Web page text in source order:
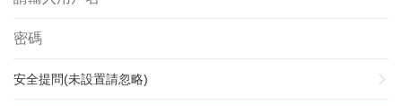
安全提問(未設置請忽略)